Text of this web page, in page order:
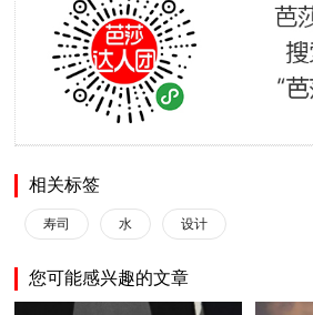
相关标签
寿司 水 设计
您可能感兴趣的文章